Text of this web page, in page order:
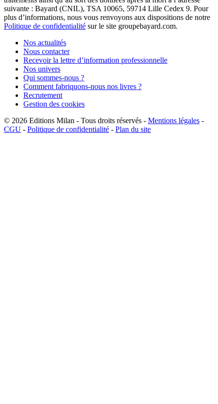
suivante : Bayard (CNIL), TSA 10065, 59714 Lille Cedex 9. Pour
plus d’informations, nous vous renvoyons aux dispositions de notre
Politique de confidentialité sur le site groupebayard.com.
Nos actualités
Nous contacter
Recevoir la lettre d’information professionnelle
Nos univers
Qui sommes-nous ?
Comment fabriquons-nous nos livres ?
Recrutement
Gestion des cookies
© 2026 Editions Milan - Tous droits réservés - Mentions légales -
CGU - Politique de confidentialité - Plan du site